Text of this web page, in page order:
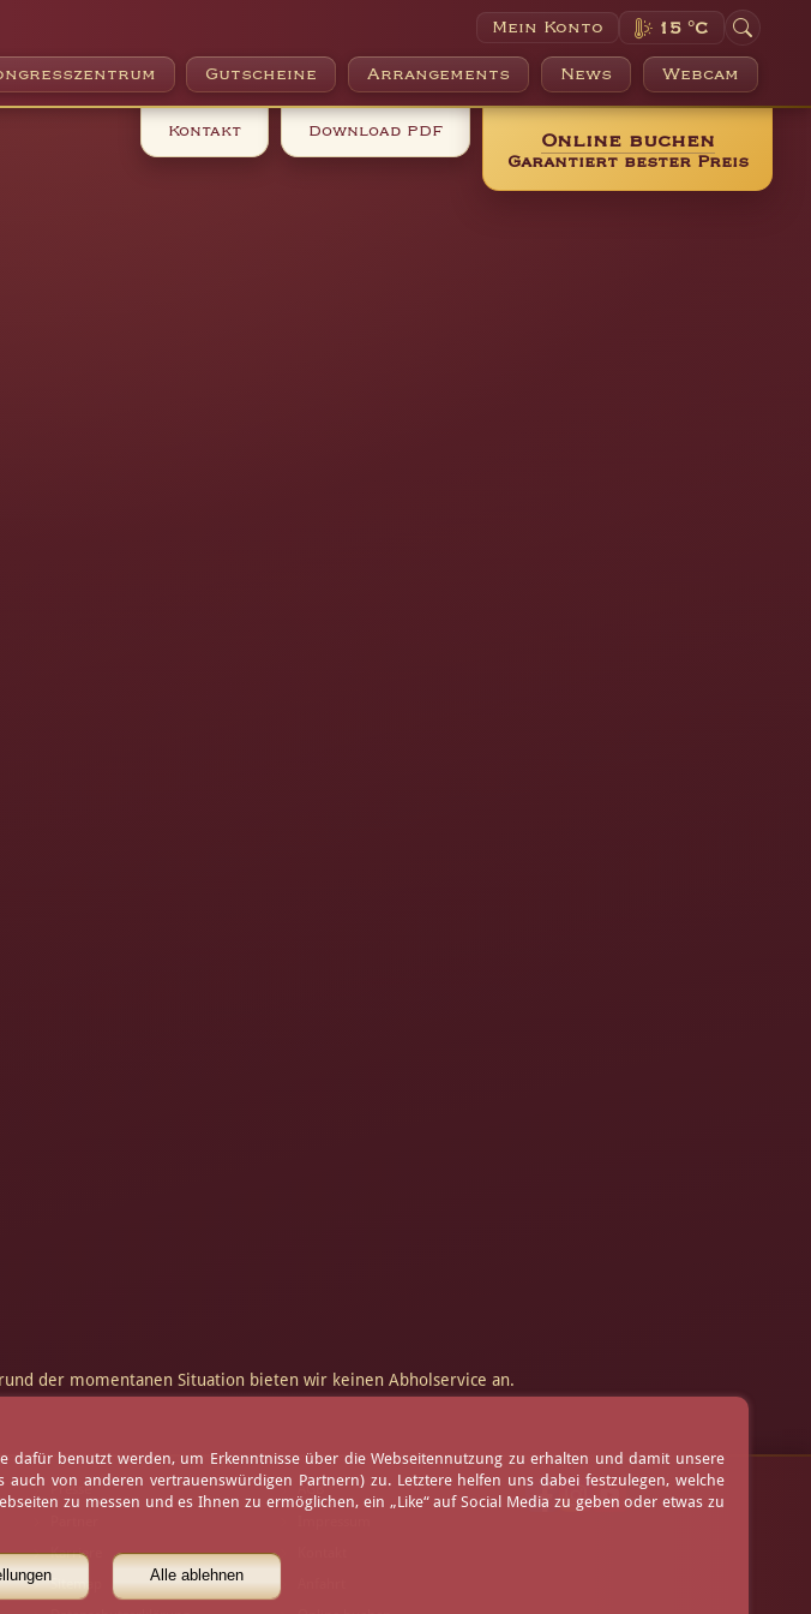
Gutscheine Arrangements News Webcam
Mein Konto 15 °C
Kontakt Download PDF Online buchen
Garantiert bester Preis
der momentanen Situation bieten wir keinen Abholservice an.
Presse
Karriere
Sitemap
AGB
dafür benutzt werden, um Erkenntnisse über die Webseitennutzung zu erhalten und damit unsere
von anderen vertrauenswürdigen Partnern) zu. Letztere helfen uns dabei festzulegen, welche
zu messen und es Ihnen zu ermöglichen, ein „Like“ auf Social Media zu geben oder etwas zu
Alle ablehnen